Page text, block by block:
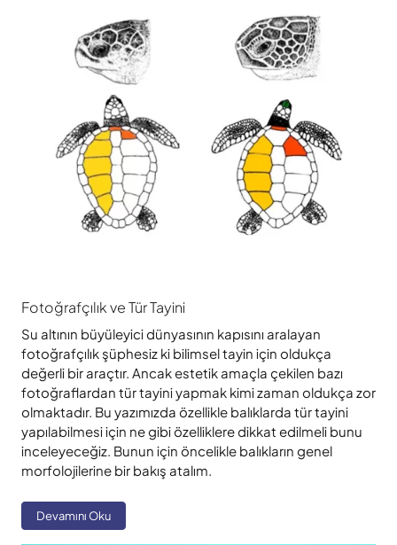
Fotoğrafçılık ve Tür Tayini
Su altının büyüleyici dünyasının kapısını aralayan
fotoğrafçılık şüphesiz ki bilimsel tayin için oldukça
değerli bir araçtır. Ancak estetik amaçla çekilen bazı
fotoğraflardan tür tayini yapmak kimi zaman oldukça zor
olmaktadır. Bu yazımızda özellikle balıklarda tür tayini
yapılabilmesi için ne gibi özelliklere dikkat edilmeli bunu
inceleyeceğiz. Bunun için öncelikle balıkların genel
morfolojilerine bir bakış atalım.
Devamını Oku